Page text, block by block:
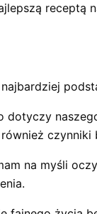
receptą
na myśli